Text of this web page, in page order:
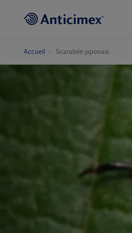
Accueil Scarabée japonais